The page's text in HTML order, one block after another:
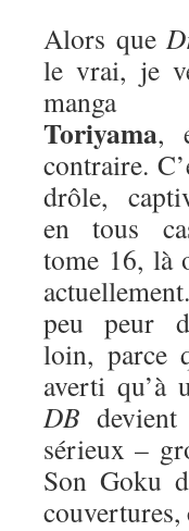
Alors que
le vrai, je
Toriyama,
contraire.
drôle,
en tous
tome 16, là
peu peur
loin, parce
averti qu’à
DB
sérieux –
Son Goku
couvertures,